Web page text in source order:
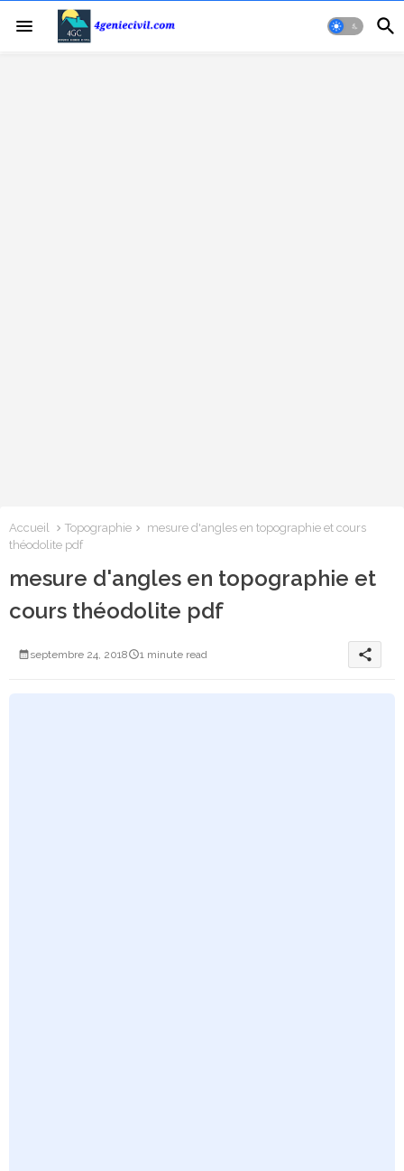
Accueil Topographie
mesure d'angles en topographie et cours
théodolite pdf
mesure d'angles en topographie et
cours théodolite pdf
septembre 24, 2018 1 minute read share